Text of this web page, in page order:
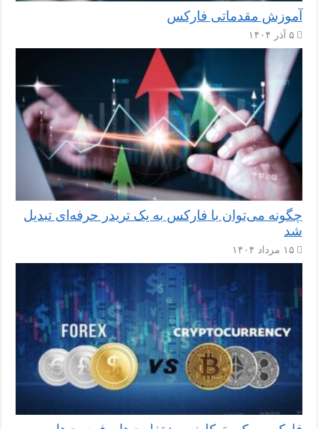
آموزش مقدماتی فارکس
۵ آذر ۱۴۰۴
چگونه می‌توان با فارکس به یک تریدر حرفه‌ای تبدیل
شد
۱۵ مرداد ۱۴۰۴